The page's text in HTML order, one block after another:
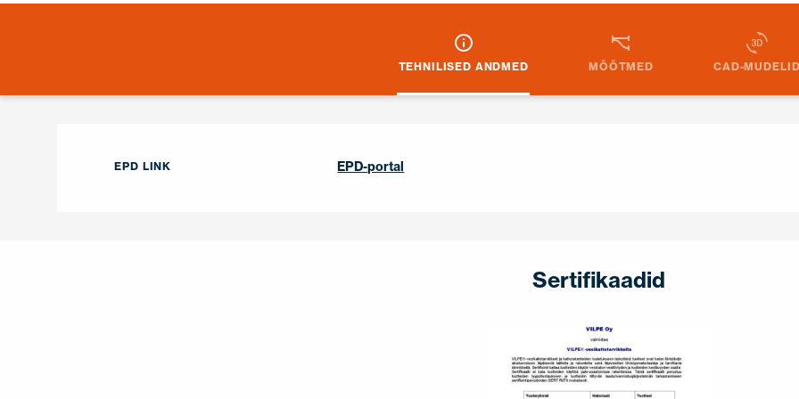
TEHNILISED ANDMED MÕÕTMED CAD-
EPD LINK EPD-portal
Sertifikaadid